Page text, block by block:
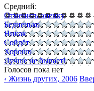
Средний:
Отменить оценку
Бедненько
Никак
Сойдёт
Хорошо
Лучше не бывает!
Голосов пока нет
‹ Жизнь других, 2006